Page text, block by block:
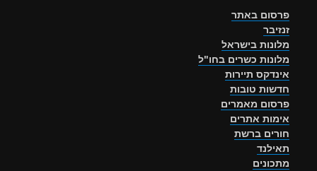
פרסום באתר
זנזיבר
מלונות בישראל
מלונות כשרים בחו"ל
אינדקס תיירות
חדשות טובות
פרסום מאמרים
אימות אתרים
חורים ברשת
תאילנד
מתכונים